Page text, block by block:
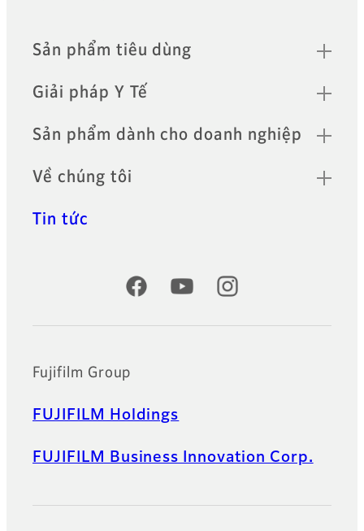
Quick Links
Sản phẩm tiêu dùng
Giải pháp Y Tế
Sản phẩm dành cho doanh nghiệp
Về chúng tôi
Tin tức
Official Social Media Accounts
Fujifilm Group
FUJIFILM Holdings
FUJIFILM Business Innovation Corp.